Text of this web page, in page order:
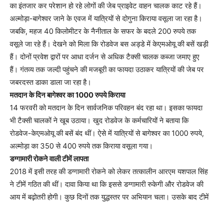
का इंतजार कर परेशान हो रहे लोगों की जेब प्राइवेट वाहन चालक काट रहे हैं।
अल्मोड़ा-बागेश्वर जाने के एवज में यात्रियों से दोगुना किराया वसूला जा रहा है।
जबकि, महज 40 किलोमीटर के नैनीताल के सफर के बदले 200 रुपये तक
वसूले जा रहे हैं। देखने को मिला कि रोडवेज बस अड्डे में केएमओयू की बसें खड़ी
हैं। दोनों प्रवेश द्वारों पर आधा दर्जन से अधिक टैक्सी चालक कब्जा जमाए हुए
हैं। गंतव्य तक जल्दी पहुंचने की मजबूरी का फायदा उठाकर यात्रियों की जेब पर
जबरदस्त डाका डाला जा रहा है।
मतदान के दिन बागेश्वर का 1000 रुपये किराया
14 फरवरी को मतदान के दिन सार्वजनिक परिवहन बंद रहा था। इसका फायदा
भी टैक्सी चालकों ने खूब उठाया। खुद रोडवेज के कर्मचारियों ने बताया कि
रोडवेज-केएमओयू की बसें बंद थीं। ऐसे में यात्रियों से बागेश्वर का 1000 रुपये,
अल्मोड़ा का 350 से 400 रुपये तक किराया वसूला गया।
डग्गामारी रोकने वाली टीमें लापता
2018 में इसी तरह की डग्गामारी रोकने को लेकर तत्कालीन आरएम यशपाल सिंह
ने टीमें गठित की थीं। दावा किया था कि इससे डग्गामारी रुकेगी और रोडवेज की
आय में बढ़ोतरी होगी। कुछ दिनों तक युद्धस्तर पर अभियान चला। उसके बाद टीमें